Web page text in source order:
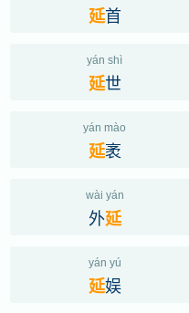
延首
yán shì
延世
yán mào
延袤
wài yán
外延
yán yú
延娱